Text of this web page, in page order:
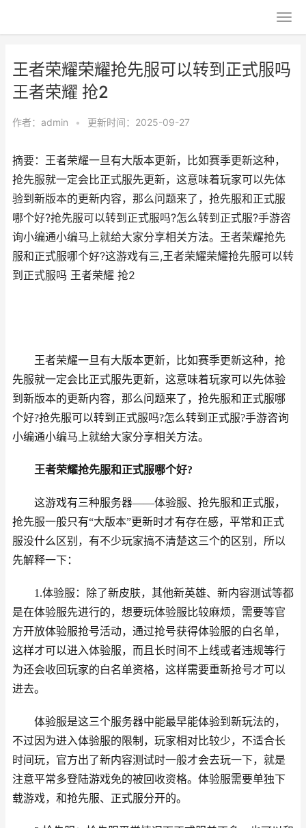
王者荣耀荣耀抢先服可以转到正式服吗
王者荣耀 抢2
作者： admin • 更新时间：2025-09-27
摘要：王者荣耀一旦有大版本更新，比如赛季更新这种，
抢先服就一定会比正式服先更新，这意味着玩家可以先体
验到新版本的更新内容，那么问题来了，抢先服和正式服
哪个好?抢先服可以转到正式服吗?怎么转到正式服?手游咨
询小编通小编马上就给大家分享相关方法。王者荣耀抢先
服和正式服哪个好?这游戏有三,王者荣耀荣耀抢先服可以转
到正式服吗 王者荣耀 抢2
王者荣耀一旦有大版本更新，比如赛季更新这种，抢
先服就一定会比正式服先更新，这意味着玩家可以先体验
到新版本的更新内容，那么问题来了，抢先服和正式服哪
个好?抢先服可以转到正式服吗?怎么转到正式服?手游咨询
小编通小编马上就给大家分享相关方法。
王者荣耀抢先服和正式服哪个好?
这游戏有三种服务器——体验服、抢先服和正式服，
抢先服一般只有“大版本”更新时才有存在感，平常和正式
服没什么区别，有不少玩家搞不清楚这三个的区别，所以
先解释一下：
1.体验服：除了新皮肤，其他新英雄、新内容测试等都
是在体验服先进行的，想要玩体验服比较麻烦，需要等官
方开放体验服抢号活动，通过抢号获得体验服的白名单，
这样才可以进入体验服，而且长时间不上线或者违规等行
为还会收回玩家的白名单资格，这样需要重新抢号才可以
进去。
体验服是这三个服务器中能最早能体验到新玩法的，
不过因为进入体验服的限制，玩家相对比较少，不适合长
时间玩，官方出了新内容测试时一般才会去玩一下，就是
注意平常多登陆游戏免的被回收资格。体验服需要单独下
载游戏，和抢先服、正式服分开的。